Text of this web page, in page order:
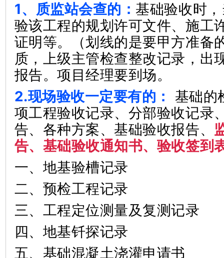
1、质监站会查的： 基础验收时
验该工程的规划许可文件、施工
证明等。（划线的是要甲方准备
质，上级主管检查整改记录，出
报告。项目经理要到场。
2.现场验收一定要有的：
基础的
项工程验收记录、分部验收记录
告、各种方案、基础验收报告、
告、基础验收通知书、验收签到
一、地基验槽记录
二、预检工程记录
三、工程定位测量及复测记录
四、地基钎探记录
五、基础混凝土浇灌申请书